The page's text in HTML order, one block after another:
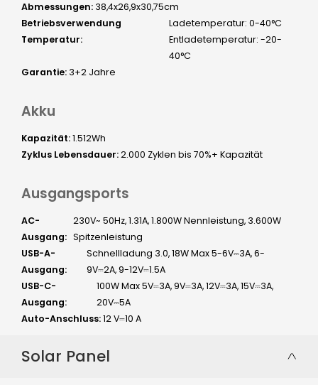
Abmessungen: 38,4x26,9x30,75cm
Betriebsverwendung
Temperatur:
Ladetemperatur: 0-40°C
Entladetemperatur: -20-
40°C
Garantie: 3+2 Jahre
Akku
Kapazität:1.512Wh
Zyklus Lebensdauer:2.000 Zyklen bis 70%+ Kapazität
Ausgangsports
AC-
Ausgang:
230V~ 50Hz, 1.31A, 1.800W Nennleistung, 3.600W
Spitzenleistung
USB-A-
Ausgang:
Schnellladung 3.0, 18W Max 5-6V⎓3A, 6-
9V⎓2A, 9-12V⎓1.5A
USB-C-
Ausgang:
100W Max 5V⎓3A, 9V⎓3A, 12V⎓3A, 15V⎓3A,
20V⎓5A
Auto-Anschluss:12 V⎓10 A
Solar Panel